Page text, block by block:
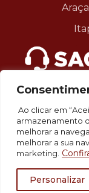
Ao clicar em
armazenamento
melhorar a
melhorar a sua
marketing.
Personalizar
©2026